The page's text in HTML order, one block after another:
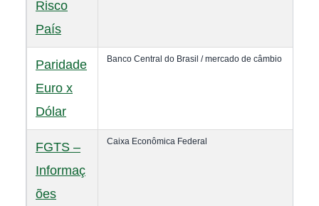
Risco
País
Paridade
Euro x
Dólar
Banco Central do Brasil / mercado de câmbio
FGTS –
Informaç
ões
Caixa Econômica Federal